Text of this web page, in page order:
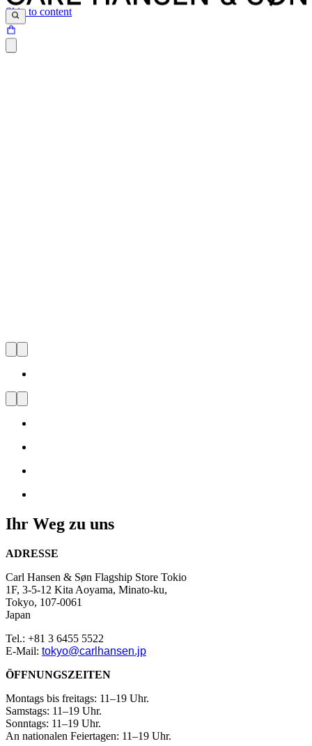
Skip to content
Carl Hansen & Søn Flagship
Store Tokio
dänischen
Design
Ihr Weg zu uns
ADRESSE
Carl Hansen & Søn Flagship Store Tokio
1F, 3-5-12 Kita Aoyama, Minato-ku,
Tokyo, 107-0061
Japan
Tel.: +81 3 6455 5522
E-Mail: tokyo@carlhansen.jp
ÖFFNUNGSZEITEN
Montags bis freitags: 11–19 Uhr.
Samstags: 11–19 Uhr.
Sonntags: 11–19 Uhr.
An nationalen Feiertagen: 11–19 Uhr.